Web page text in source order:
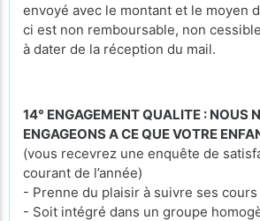
envoyé avec le montant et le moyen
ci est non remboursable, non
à dater de la réception du mail.
14° ENGAGEMENT QUALITE : NOUS
ENGAGEONS A CE QUE VOTRE
(vous recevrez une enquête de
courant de l’année)
- Prenne du plaisir à suivre ses cours
- Soit intégré dans un groupe